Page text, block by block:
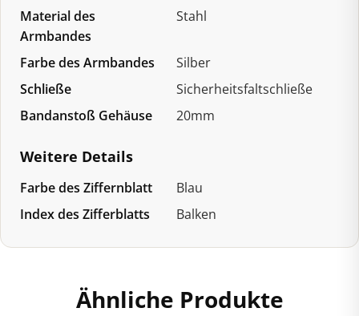
Material des
Armbandes
Stahl
Farbe des Armbandes
Silber
Schließe
Sicherheitsfaltschließe
Bandanstoß Gehäuse
20mm
Weitere Details
Farbe des Ziffernblatt
Blau
Index des Zifferblatts
Balken
Ähnliche Produkte